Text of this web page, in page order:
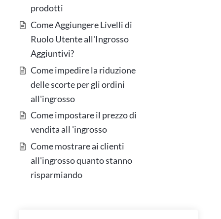
prodotti
Come Aggiungere Livelli di
Ruolo Utente all'Ingrosso
Aggiuntivi?
Come impedire la riduzione
delle scorte per gli ordini
all'ingrosso
Come impostare il prezzo di
vendita all 'ingrosso
Come mostrare ai clienti
all'ingrosso quanto stanno
risparmiando